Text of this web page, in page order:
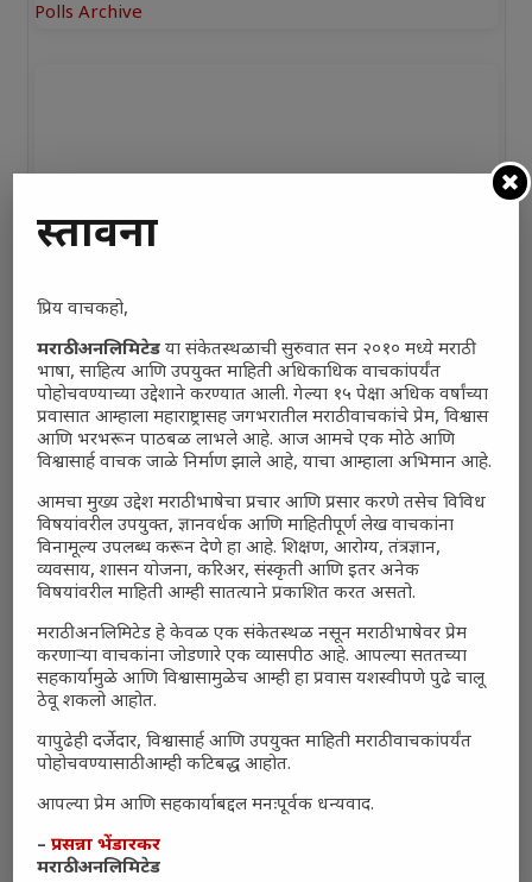
Polls Archive
प्रस्तावना
प्रिय वाचकहो,
मराठी अनलिमिटेड या संकेतस्थळाची सुरुवात सन २०१० मध्ये मराठी
भाषा, साहित्य आणि उपयुक्त माहिती अधिकाधिक वाचकांपर्यंत
पोहोचवण्याच्या उद्देशाने करण्यात आली. गेल्या १५ पेक्षा अधिक वर्षांच्या
प्रवासात आम्हाला महाराष्ट्रासह जगभरातील मराठी वाचकांचे प्रेम, विश्वास
आणि भरभरून पाठबळ लाभले आहे. आज आमचे एक मोठे आणि
विश्वासार्ह वाचक जाळे निर्माण झाले आहे, याचा आम्हाला अभिमान आहे.
आमचा मुख्य उद्देश मराठी भाषेचा प्रचार आणि प्रसार करणे तसेच विविध
विषयांवरील उपयुक्त, ज्ञानवर्धक आणि माहितीपूर्ण लेख वाचकांना
विनामूल्य उपलब्ध करून देणे हा आहे. शिक्षण, आरोग्य, तंत्रज्ञान,
व्यवसाय, शासन योजना, करिअर, संस्कृती आणि इतर अनेक
विषयांवरील माहिती आम्ही सातत्याने प्रकाशित करत असतो.
मराठी अनलिमिटेड हे केवळ एक संकेतस्थळ नसून मराठी भाषेवर प्रेम
करणाऱ्या वाचकांना जोडणारे एक व्यासपीठ आहे. आपल्या सततच्या
सहकार्यामुळे आणि विश्वासामुळेच आम्ही हा प्रवास यशस्वीपणे पुढे चालू
ठेवू शकलो आहोत.
यापुढेही दर्जेदार, विश्वासार्ह आणि उपयुक्त माहिती मराठी वाचकांपर्यंत
पोहोचवण्यासाठी आम्ही कटिबद्ध आहोत.
आपल्या प्रेम आणि सहकार्याबद्दल मनःपूर्वक धन्यवाद.
–प्रसन्ना भेंडारकर
मराठी अनलिमिटेड